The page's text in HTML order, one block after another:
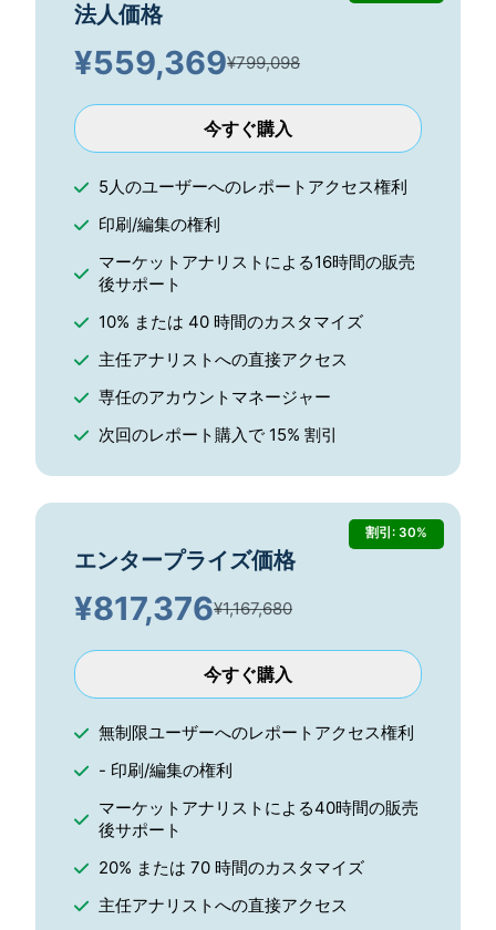
法人価格
¥559,369¥799,098
今すぐ購入
5人のユーザーへのレポートアクセス権利
印刷/編集の権利
マーケットアナリストによる16時間の販売
後サポート
10% または 40 時間のカスタマイズ
主任アナリストへの直接アクセス
専任のアカウントマネージャー
次回のレポート購入で 15% 割引
割引: 30%
エンタープライズ価格
¥817,376¥1,167,680
今すぐ購入
無制限ユーザーへのレポートアクセス権利
- 印刷/編集の権利
マーケットアナリストによる40時間の販売
後サポート
20% または 70 時間のカスタマイズ
主任アナリストへの直接アクセス